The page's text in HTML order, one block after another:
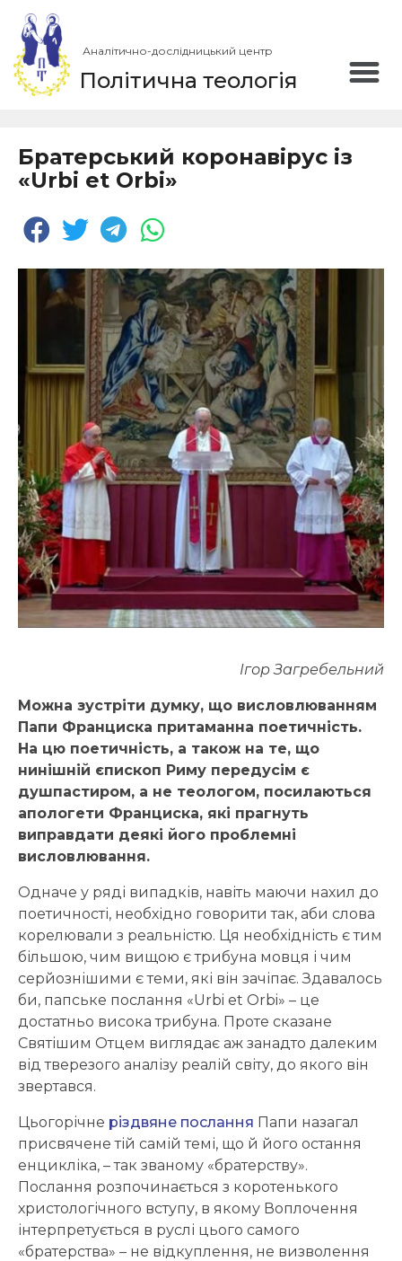
Аналітично-дослідницький центр
Політична теологія
Братерський коронавірус із
«Urbi et Orbi»
Ігор Загребельний
Можна зустріти думку, що висловлюванням
Папи Франциска притаманна поетичність.
На цю поетичність, а також на те, що
нинішній єпископ Риму передусім є
душпастиром, а не теологом, посилаються
апологети Франциска, які прагнуть
виправдати деякі його проблемні
висловлювання.
Одначе у ряді випадків, навіть маючи нахил до
поетичності, необхідно говорити так, аби слова
корелювали з реальністю. Ця необхідність є тим
більшою, чим вищою є трибуна мовця і чим
серйознішими є теми, які він зачіпає. Здавалось
би, папське послання «Urbi et Orbi» – це
достатньо висока трибуна. Проте сказане
Святішим Отцем виглядає аж занадто далеким
від тверезого аналізу реалій світу, до якого він
звертався.
Цьогорічне різдвяне послання Папи назагал
присвячене тій самій темі, що й його остання
енцикліка, – так званому «братерству».
Послання розпочинається з коротенького
христологічного вступу, в якому Воплочення
інтерпретується в руслі цього самого
«братерства» – не відкуплення, не визволення